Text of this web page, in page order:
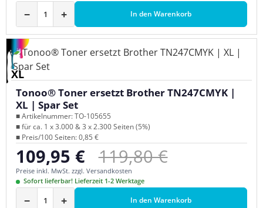
− + In den Warenkorb
XL
Tonoo® Toner ersetzt Brother TN247CMYK |
XL | Spar Set
■ Artikelnummer: TO-105655
■ für ca. 1 x 3.000 & 3 x 2.300 Seiten (5%)
■ Preis/100 Seiten: 0,85 €
Verkaufspreis:
109,95 € Regulärer Preis:
119,80 €
Preise inkl. MwSt. zzgl. Versandkosten
Sofort lieferbar! Lieferzeit 1-2 Werktage
− + In den Warenkorb